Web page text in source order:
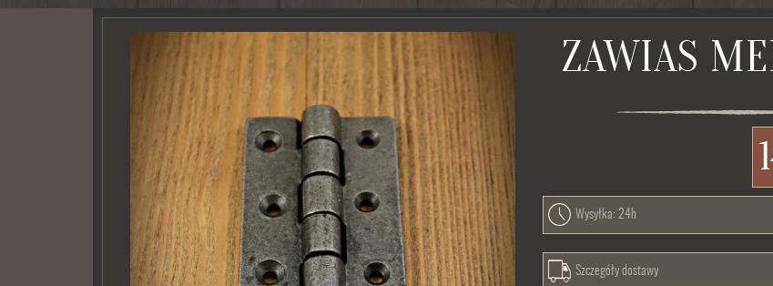
ZAWIAS
Wysyłka: 24h
Szczegóły dostawy